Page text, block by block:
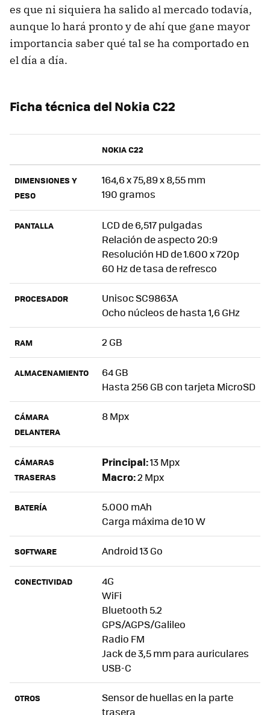
es que ni siquiera ha salido al mercado todavía,
aunque lo hará pronto y de ahí que gane mayor
importancia saber qué tal se ha comportado en
el día a día.
Ficha técnica del Nokia C22
NOKIA C22
DIMENSIONES Y
PESO
164,6 x 75,89 x 8,55 mm
190 gramos
PANTALLA
LCD de 6,517 pulgadas
Relación de aspecto 20:9
Resolución HD de 1.600 x 720p
60 Hz de tasa de refresco
PROCESADOR
Unisoc SC9863A
Ocho núcleos de hasta 1,6 GHz
RAM 2 GB
ALMACENAMIENTO
64 GB
Hasta 256 GB con tarjeta MicroSD
CÁMARA
DELANTERA
8 Mpx
CÁMARAS
TRASERAS
Principal:13 Mpx
Macro:2 Mpx
BATERÍA
5.000 mAh
Carga máxima de 10 W
SOFTWARE Android 13 Go
CONECTIVIDAD
4G
WiFi
Bluetooth 5.2
GPS/AGPS/Galileo
Radio FM
Jack de 3,5 mm para auriculares
USB-C
OTROS
Sensor de huellas en la parte
trasera